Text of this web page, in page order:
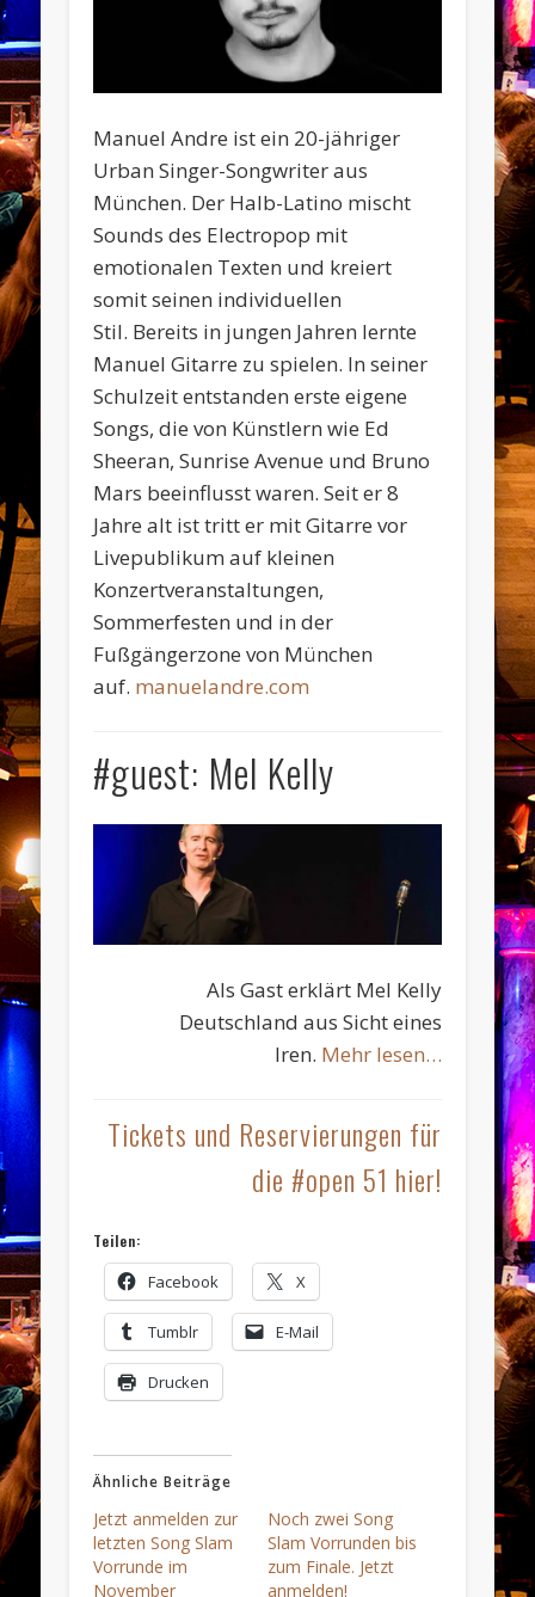
Manuel Andre ist ein 20-jähriger
Urban Singer-Songwriter aus
München. Der Halb-Latino mischt
Sounds des Electropop mit
emotionalen Texten und kreiert
somit seinen individuellen
Stil. Bereits in jungen Jahren lernte
Manuel Gitarre zu spielen. In seiner
Schulzeit entstanden erste eigene
Songs, die von Künstlern wie Ed
Sheeran, Sunrise Avenue und Bruno
Mars beeinflusst waren. Seit er 8
Jahre alt ist tritt er mit Gitarre vor
Livepublikum auf kleinen
Konzertveranstaltungen,
Sommerfesten und in der
Fußgängerzone von München
auf. manuelandre.com
#guest: Mel Kelly
Als Gast erklärt Mel Kelly
Deutschland aus Sicht eines
Iren. Mehr lesen…
Tickets und Reservierungen für
die #open 51 hier!
Teilen:
Facebook X
Tumblr E-Mail
Drucken
Ähnliche Beiträge
Jetzt anmelden zur
letzten Song Slam
Vorrunde im
November
Noch zwei Song
Slam Vorrunden bis
zum Finale. Jetzt
anmelden!